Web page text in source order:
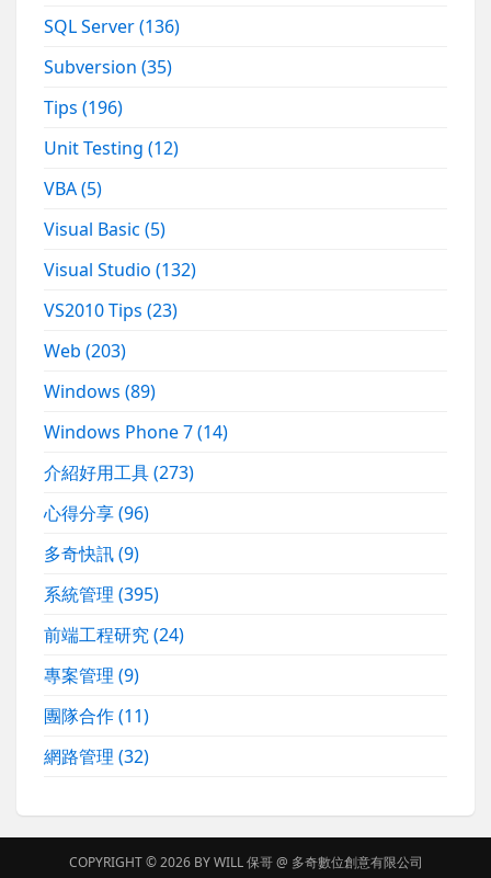
SQL Server(136)
Subversion(35)
Tips(196)
Unit Testing(12)
VBA(5)
Visual Basic(5)
Visual Studio(132)
VS2010 Tips(23)
Web(203)
Windows(89)
Windows Phone 7(14)
介紹好用工具(273)
心得分享(96)
多奇快訊(9)
系統管理(395)
前端工程研究(24)
專案管理(9)
團隊合作(11)
網路管理(32)
COPYRIGHT © 2026 BYWILL 保哥@ 多奇數位創意有限公司